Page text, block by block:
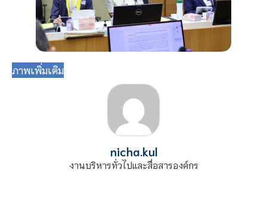
ภาพเพิ่มเติม
nicha.kul
งานบริหารทั่วไปและสื่อสารองค์กร